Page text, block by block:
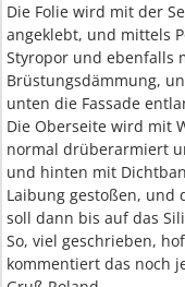
Die Folie wird mit der
angeklebt, und mittels
Styropor und ebenfalls
Brüstungsdämmung,
unten die Fassade
Die Oberseite wird mit
normal drüberarmiert
und hinten mit
Laibung gestoßen, und
soll dann bis auf das
So, viel geschrieben,
kommentiert das noch